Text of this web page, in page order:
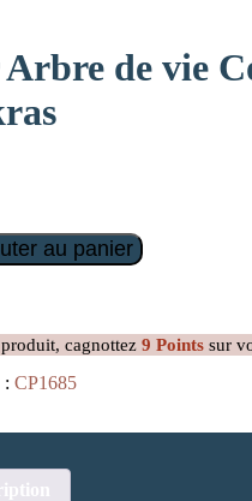
de vie
au panier
cagnottez 9 Points sur
: CP1685